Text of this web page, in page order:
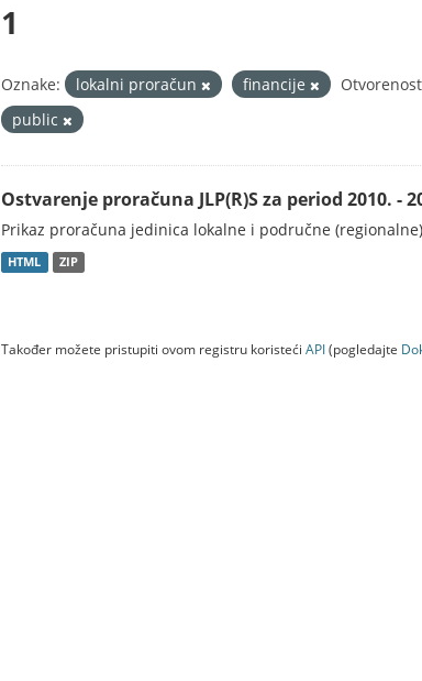
1
Oznake: lokalni proračun financije
public
Ostvarenje proračuna JLP(R)S za period 2010. -
Prikaz proračuna jedinica lokalne i područne
HTML ZIP
Također možete pristupiti ovom registru koristeći API(pogledajte